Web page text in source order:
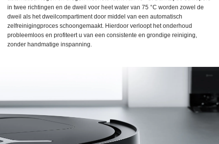
in twee richtingen en de dweil voor heet water van 75 °C worden zowel de
dweil als het dweilcompartiment door middel van een automatisch
zelfreinigingproces schoongemaakt. Hierdoor verloopt het onderhoud
probleemloos en profiteert u van een consistente en grondige reiniging,
zonder handmatige inspanning.